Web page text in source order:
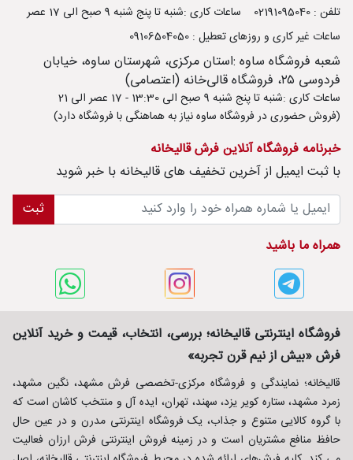
تلفن : 02191095040
ساعات کاری :شنبه تا پنج شنبه 9 صبح الی 17 عصر
ساعات غیر کاری و روزهای تعطیل : 09106504050
شعبه فروشگاه ساوه :استان مرکزی، شهرستان ساوه، خیابان
فردوسی ۲۵، فروشگاه قالی‌خانه (اعتصامی)
ساعات کاری :شنبه تا پنج شنبه 9 صبح الی 13:30 - 17 عصر الی 21
(فروش حضوری در فروشگاه ساوه نیاز به هماهنگی با فروشگاه دارد)
خبرنامه فروشگاه آنلاین فرش قالیخانه
با ثبت ايميل از آخرین تخفیف های قالیخانه با خبر شوید
ثبت
همراه ما باشید
فروشگاه اینترنتی قالیخانه؛ بررسی، انتخاب، قیمت و خرید آنلاین
فرش «بیش از نیم قرن تجربه»
قالیخانه؛ نمایندگی و فروشگاه مرکزی-تخصصی فرش مشهد، نگین مشهد،
زمرد مشهد، ستاره کویر یزد، سهند، تهران، ایده آل و منتخب کاشان است که
با گروه کالایی متنوع و جذاب، یک فروشگاه اینترنتی مدرن و در عین حال
حافظ منافع مشتریان است و در زمینه فروش اینترنتی فرش ارزان فعالیت